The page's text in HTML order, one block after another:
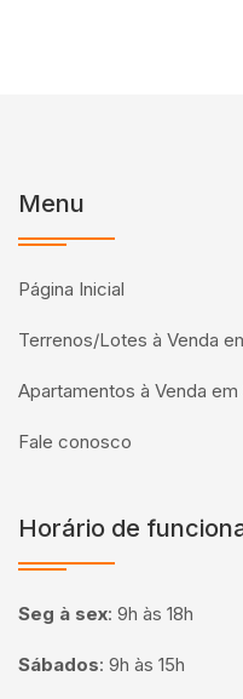
Menu
Página Inicial
Terrenos/Lotes à Venda
Apartamentos à Venda
Fale conosco
Horário de
Seg à sex: 9h às 18h
Sábados: 9h às 15h